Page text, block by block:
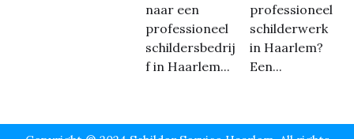
naar een
professioneel
schildersbedrij
f in Haarlem...
professioneel
schilderwerk
in Haarlem?
Een...